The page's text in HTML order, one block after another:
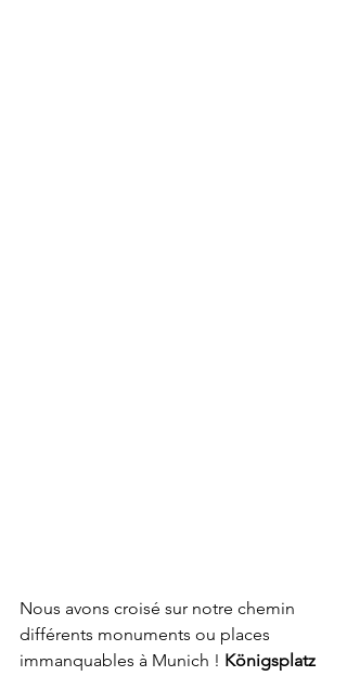
Nous avons croisé sur notre chemin
différents monuments ou places
immanquables à Munich ! Königsplatz